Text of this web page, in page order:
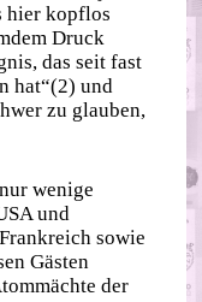
hier kopflos
Druck
das seit fast
hat“(2) und
zu glauben,
wenige
und
sowie
Gästen
der